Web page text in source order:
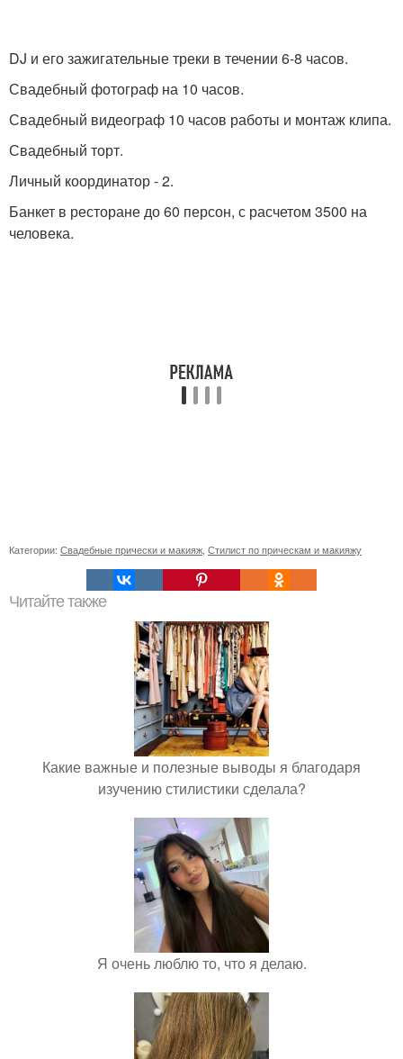
DJ и его зажигательные треки в течении 6-8 часов.
Свадебный фотограф на 10 часов.
Свадебный видеограф 10 часов работы и монтаж клипа.
Свадебный торт.
Личный координатор - 2.
Банкет в ресторане до 60 персон, с расчетом 3500 на
человека.
Категории: Свадебные прически и макияж Стилист по прическам и макияжу
Читайте также
Какие важные и полезные выводы я благодаря
изучению стилистики сделала?
Я очень люблю то, что я делаю.